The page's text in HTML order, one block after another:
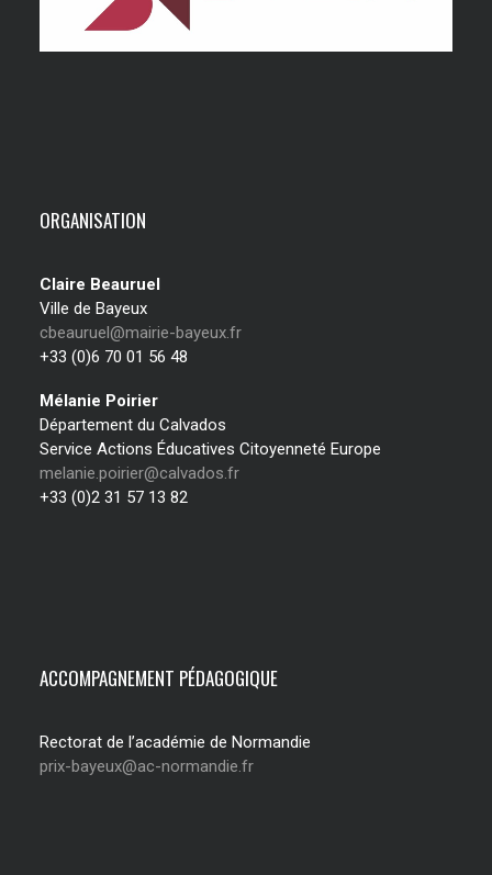
ORGANISATION
Claire Beauruel
Ville de Bayeux
cbeauruel@mairie-bayeux.fr
+33 (0)6 70 01 56 48
Mélanie Poirier
Département du Calvados
Service Actions Éducatives Citoyenneté Europe
melanie.poirier@calvados.fr
+33 (0)2 31 57 13 82
ACCOMPAGNEMENT PÉDAGOGIQUE
Rectorat de l’académie de Normandie
prix-bayeux@ac-normandie.fr